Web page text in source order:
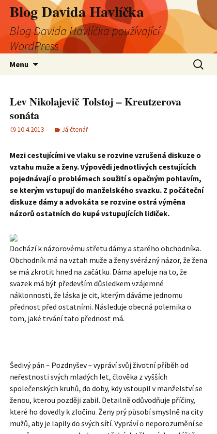
Blog Davida Havlíčka
Blog Davida Havlíčka používající
WordPress
Menu
Lev Nikolajevič Tolstoj – Kreutzerova
sonáta
10.4.2013 Já čtenář
Mezi cestujícími ve vlaku se rozvine vzrušená diskuze o
vztahu muže a ženy. Výpovědi jednotlivých cestujících
pojednávají o problémech soužití s opačným pohlavím,
se kterým vstupují do manželského svazku. Z počáteční
diskuze dámy a advokáta se rozvine ostrá výměna
názorů ostatních do kupé vstupujících lidiček.
Dochází k názorovému střetu dámy a starého obchodníka.
Obchodník má na vztah muže a ženy svérázný názor, že žena
se má zkrotit hned na začátku. Dáma apeluje na to, že
svazek má být především důsledkem vzájemné
náklonnosti, že láska je cit, kterým dáváme jednomu
přednost před ostatními. Následuje obecná polemika o
tom, jaké trvání tato přednost má.
Šedivý pán – Pozdnyšev – vypráví svůj životní příběh od
neřestnosti svých mladých let, člověka z vyšších
společenských kruhů, do doby, kdy vstoupil v manželství se
ženou, kterou později zabil. Detailně odůvodňuje příčiny,
které ho dovedly k zločinu. Ženy prý působí smyslně na city
mužů, aby je lapily do svých sítí. Vypráví o neporozumění se